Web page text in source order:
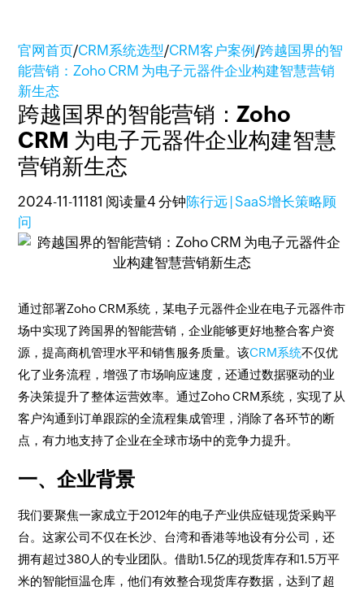
官网首页/CRM系统选型/CRM客户案例/跨越国界的智
能营销：Zoho CRM 为电子元器件企业构建智慧营销
新生态
跨越国界的智能营销：Zoho
CRM 为电子元器件企业构建智慧
营销新生态
2024-11-11181 阅读量4 分钟陈行远 | SaaS增长策略顾
问
通过部署Zoho CRM系统，某电子元器件企业在电子元器件市
场中实现了跨国界的智能营销，企业能够更好地整合客户资
源，提高商机管理水平和销售服务质量。该CRM系统不仅优
化了业务流程，增强了市场响应速度，还通过数据驱动的业
务决策提升了整体运营效率。通过Zoho CRM系统，实现了从
客户沟通到订单跟踪的全流程集成管理，消除了各环节的断
点，有力地支持了企业在全球市场中的竞争力提升。
一、企业背景
我们要聚焦一家成立于2012年的电子产业供应链现货采购平
台。这家公司不仅在长沙、台湾和香港等地设有分公司，还
拥有超过380人的专业团队。借助1.5亿的现货库存和1.5万平
米的智能恒温仓库，他们有效整合现货库存数据，达到了超